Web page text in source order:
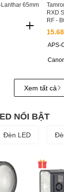
65mm
RXD
RF -
APS-
Xem tất cả
NỔI BẬT
Đèn LED